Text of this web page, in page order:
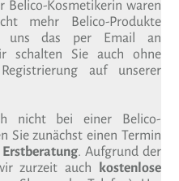
Belico-Kosmetikerin waren
mehr Belico-Produkte
uns das per Email an
schalten Sie auch ohne
auf unserer
nicht bei einer Belico-
Sie zunächst einen Termin
. Aufgrund der
zurzeit auch kostenlose